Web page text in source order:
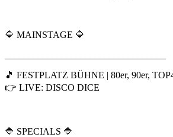
🔷 MAINSTAGE 🔷
🎵 FESTPLATZ BÜHNE | 80er, 90er,
👉 LIVE: DISCO DICE
🔷 SPECIALS 🔷